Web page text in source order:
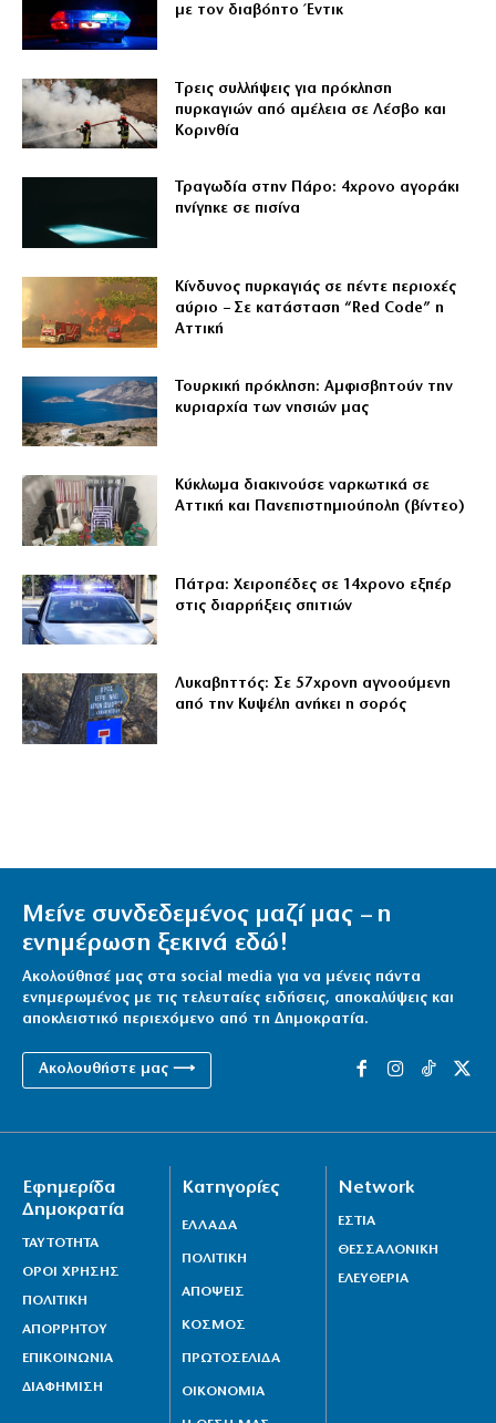
με τον διαβόητο Έντικ
Tρεις συλλήψεις για πρόκληση
πυρκαγιών από αμέλεια σε Λέσβο και
Κορινθία
Τραγωδία στην Πάρο: 4χρονο αγοράκι
πνίγηκε σε πισίνα
Κίνδυνος πυρκαγιάς σε πέντε περιοχές
αύριο – Σε κατάσταση “Red Code” η
Αττική
Τουρκική πρόκληση: Αμφισβητούν την
κυριαρχία των νησιών μας
Κύκλωμα διακινούσε ναρκωτικά σε
Αττική και Πανεπιστημιούπολη (βίντεο)
Πάτρα: Χειροπέδες σε 14χρονο εξπέρ
στις διαρρήξεις σπιτιών
Λυκαβηττός: Σε 57χρονη αγνοούμενη
από την Κυψέλη ανήκει η σορός
Μείνε συνδεδεμένος μαζί μας – η
ενημέρωση ξεκινά εδώ!
Ακολούθησέ μας στα social media για να μένεις πάντα
ενημερωμένος με τις τελευταίες ειδήσεις, αποκαλύψεις και
αποκλειστικό περιεχόμενο από τη Δημοκρατία.
Ακολουθήστε μας ⟶
Εφημερίδα
Δημοκρατία
ΤΑΥΤΟΤΗΤΑ
ΟΡΟΙ ΧΡΗΣΗΣ
ΠΟΛΙΤΙΚΗ
ΑΠΟΡΡΗΤΟΥ
ΕΠΙΚΟΙΝΩΝΙΑ
ΔΙΑΦΗΜΙΣΗ
Κατηγορίες
ΕΛΛΑΔΑ
ΠΟΛΙΤΙΚΗ
ΑΠΟΨΕΙΣ
ΚΟΣΜΟΣ
ΠΡΩΤΟΣΕΛΙΔΑ
ΟΙΚΟΝΟΜΙΑ
Network
ΕΣΤΙΑ
ΘΕΣΣΑΛΟΝΙΚΗ
ΕΛΕΥΘΕΡΙΑ